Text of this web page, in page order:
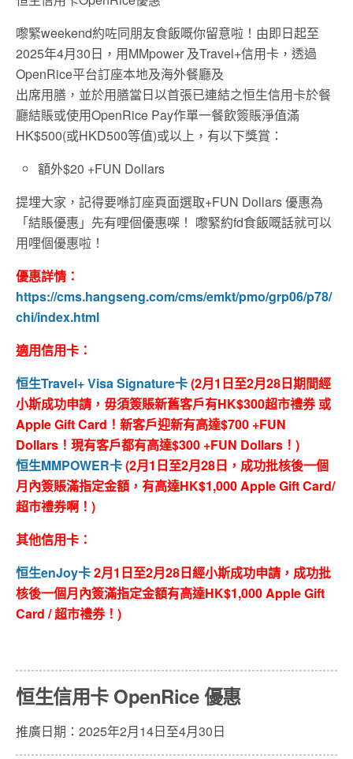
嚟緊weekend約咗同朋友食飯嘅你留意啦！由即日起至
2025年4月30日，用MMpower 及Travel+信用卡，透過
OpenRice平台訂座本地及海外餐廳及
出席用膳，並於用膳當日以首張已連結之恒生信用卡於餐
廳結賬或使用OpenRice Pay作單一餐飲簽賬淨值滿
HK$500(或HKD500等值)或以上，有以下獎賞：
額外$20 +FUN Dollars
提埋大家，記得要喺訂座頁面選取+FUN Dollars 優惠為
「結賬優惠」先有哩個優惠㗎！ 嚟緊約fd食飯嘅話就可以
用哩個優惠啦！
優惠詳情：
https://cms.hangseng.com/cms/emkt/pmo/grp06/p78/
chi/index.html
適用信用卡：
恒生Travel+ Visa Signature卡(2月1日至2月28日期間經
小斯成功申請，毋須簽賬新舊客戶有HK$300超市禮券 或
Apple Gift Card！新客戶迎新有高達$700 +FUN
Dollars！現有客戶都有高達$300 +FUN Dollars！)
恒生MMPOWER卡(2月1日至2月28日，成功批核後一個
月內簽賬滿指定金額，有高達HK$1,000 Apple Gift Card/
超市禮券啊！)
其他信用卡：
恒生enJoy卡2月1日至2月28日經小斯成功申請，成功批
核後一個月內簽滿指定金額有高達HK$1,000 Apple Gift
Card / 超市禮券！)
恒生信用卡 OpenRice 優惠
推廣日期：2025年2月14日至4月30日